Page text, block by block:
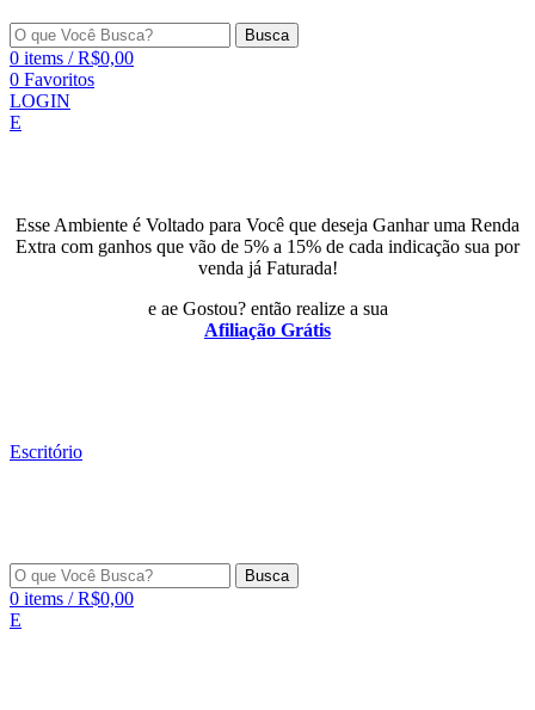
Busca
0 items / R$0,00
0 Favoritos
LOGIN
E
Esse Ambiente é Voltado para Você que deseja Ganhar uma Renda
Extra com ganhos que vão de 5% a 15% de cada indicação sua por
venda já Faturada!
e ae Gostou? então realize a sua
Afiliação Grátis
Escritório
Busca
0 items / R$0,00
E